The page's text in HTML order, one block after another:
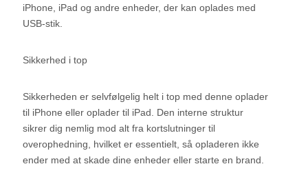
iPhone, iPad og andre enheder, der kan oplades med
USB-stik.
Sikkerhed i top
Sikkerheden er selvfølgelig helt i top med denne oplader
til iPhone eller oplader til iPad. Den interne struktur
sikrer dig nemlig mod alt fra kortslutninger til
overophedning, hvilket er essentielt, så opladeren ikke
ender med at skade dine enheder eller starte en brand.